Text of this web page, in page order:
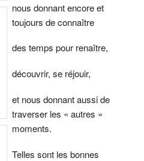
nous donnant encore et
toujours de connaître
des temps pour renaître,
découvrir, se réjouir,
et nous donnant aussi de
traverser les « autres »
moments.
Telles sont les bonnes